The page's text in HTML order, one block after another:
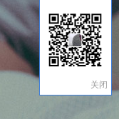
关闭